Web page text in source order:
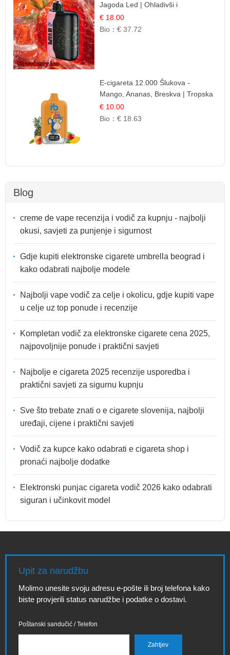
Jagoda Led | Ohladivši i
Osježavajući Okus
€ 18.00
Bio：€ 37.72
E-cigareta 12.000 Šlukova -
Mango, Ananas, Breskva | Tropska
Voćna Mješavina
€ 10.00
Bio：€ 18.63
Blog
creme de vape recenzija i vodič za kupnju - najbolji
okusi, savjeti za punjenje i sigurnost
Gdje kupiti elektronske cigarete umbrella beograd i
kako odabrati najbolje modele
Najbolji vape vodič za celje i okolicu, gdje kupiti vape
u celje uz top ponude i recenzije
Kompletan vodič za elektronske cigarete cena 2025,
najpovoljnije ponude i praktični savjeti
Najbolje e cigareta 2025 recenzije usporedba i
praktični savjeti za sigurnu kupnju
Sve što trebate znati o e cigarete slovenija, najbolji
uređaji, cijene i praktični savjeti
Vodič za kupce kako odabrati e cigareta shop i
pronaći najbolje dodatke
Elektronski punjac cigareta vodič 2026 kako odabrati
siguran i učinkovit model
Upit za narudžbu
Molimo unesite svoju adresu e-pošte ili broj telefona kako
biste provjerili status narudžbe i podatke o dostavi.
Poštanski sandučić / Telefon